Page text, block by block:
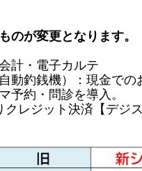
のが変更となります。
計・電子カルテ
動釣銭機）：現金での
予約・問診を導入。
クレジット決済【デジ